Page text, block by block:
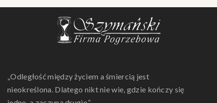
„Odległość między życiem a śmiercią jest
nieokreślona. Dlatego nikt nie wie, gdzie kończy się